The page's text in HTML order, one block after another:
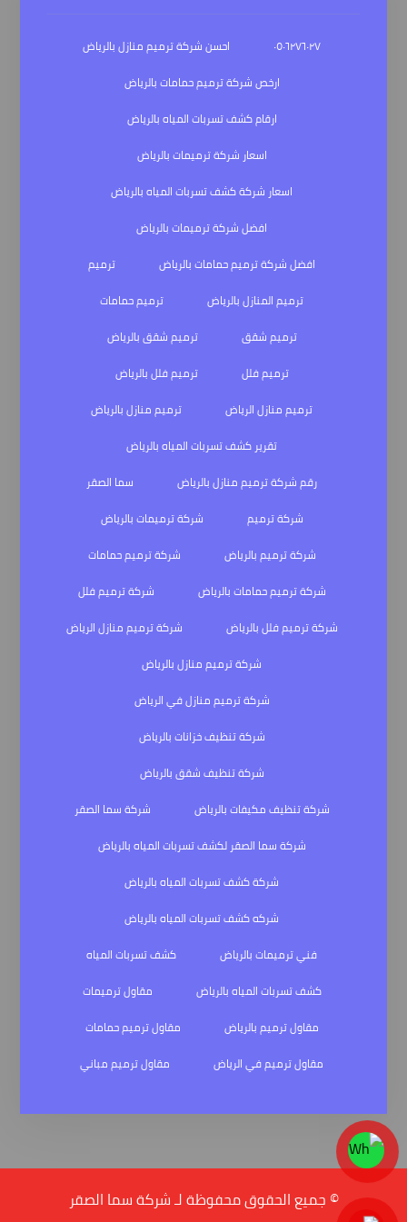
٠٥٠٦٢٧٦٠٢٧
احسن شركة ترميم منازل بالرياض
ارخص شركة ترميم حمامات بالرياض
ارقام كشف تسربات المياه بالرياض
اسعار شركة ترميمات بالرياض
اسعار شركة كشف تسربات المياه بالرياض
افضل شركة ترميمات بالرياض
افضل شركة ترميم حمامات بالرياض
ترميم
ترميم المنازل بالرياض
ترميم حمامات
ترميم شقق
ترميم شقق بالرياض
ترميم فلل
ترميم فلل بالرياض
ترميم منازل الرياض
ترميم منازل بالرياض
تقرير كشف تسربات المياه بالرياض
رقم شركة ترميم منازل بالرياض
سما الصقر
شركة ترميم
شركة ترميمات بالرياض
شركة ترميم بالرياض
شركة ترميم حمامات
شركة ترميم حمامات بالرياض
شركة ترميم فلل
شركة ترميم فلل بالرياض
شركة ترميم منازل الرياض
شركة ترميم منازل بالرياض
شركة ترميم منازل في الرياض
شركة تنظيف خزانات بالرياض
شركة تنظيف شقق بالرياض
شركة تنظيف مكيفات بالرياض
شركة سما الصقر
شركة سما الصقر لكشف تسربات المياه بالرياض
شركة كشف تسربات المياه بالرياض
شركه كشف تسربات المياه بالرياض
فني ترميمات بالرياض
كشف تسربات المياه
كشف تسربات المياه بالرياض
مقاول ترميمات
مقاول ترميم بالرياض
مقاول ترميم حمامات
مقاول ترميم في الرياض
مقاول ترميم مباني
© جميع الحقوق محفوظة لـ شركة سما الصقر